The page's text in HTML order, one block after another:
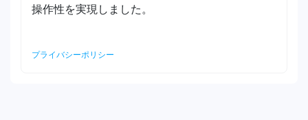
操作性を実現しました。
プライバシーポリシー